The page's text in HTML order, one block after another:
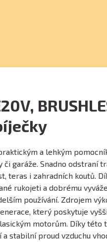
a lehkým
garáže. Snadno odstraní
teras i zahradních koutů.
rukojeti a dobrému
používání. Zdrojem
který poskytuje
motorům. Díky této
stabilní proud vzduchu